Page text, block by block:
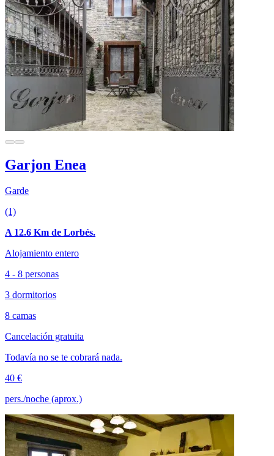
Garjon Enea
Garde
(1)
A 12.6 Km de Lorbés.
Alojamiento entero
4 - 8 personas
3 dormitorios
8 camas
Cancelación gratuita
Todavía no se te cobrará nada.
40 €
pers./noche (aprox.)